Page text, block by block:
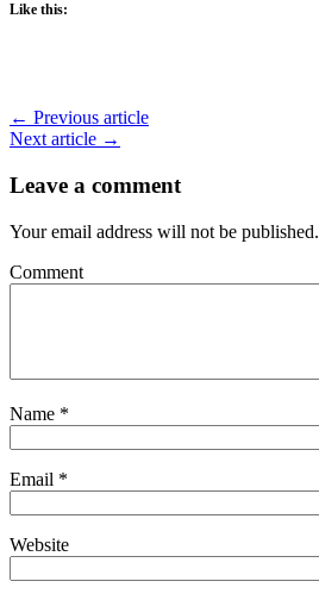
Like this:
← Previous article
Next article →
Leave a comment
Your email address will not be published.
Comment
Name *
Email *
Website